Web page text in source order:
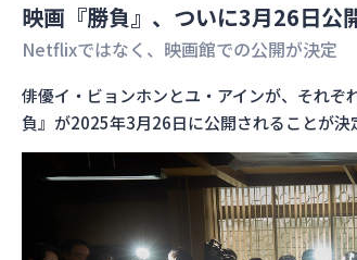
映画『勝負』、ついに3月26日公
Netflixではなく、映画館での公開が決定
俳優イ・ビョンホンとユ・アインが、それ
負』が2025年3月26日に公開されることが決